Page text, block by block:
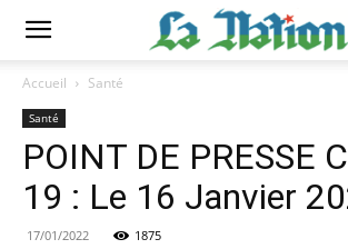
Accueil Santé
Santé
POINT DE PRESSE
19 : Le 16 Janvier
17/01/2022 1875